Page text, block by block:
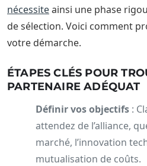
nécessiteainsi une phase
de sélection. Voici comment
votre démarche.
ÉTAPES CLÉS POUR
PARTENAIRE ADÉQUAT
Définir vos objectifs :
attendez de l’alliance,
marché, l’innovation
mutualisation de coûts.